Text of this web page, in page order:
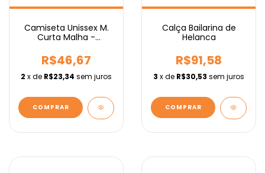
Camiseta Unissex M.
Curta Malha -
R$46,67
2 x de R$23,34 sem juros
COMPRAR
Calça Bailarina de
Helanca
R$91,58
3 x de R$30,53 sem juros
COMPRAR